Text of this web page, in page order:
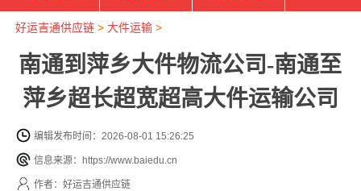
好运吉通供应链> 大件运输>
南通到萍乡大件物流公司-南通至
萍乡超长超宽超高大件运输公司
编辑发布时间：2026-08-01 15:26:25
信息来源：https://www.baiedu.cn
作者：好运吉通供应链